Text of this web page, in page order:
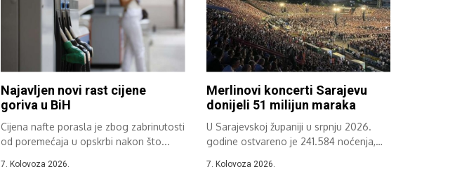
Najavljen novi rast cijene
goriva u BiH
Cijena nafte porasla je zbog zabrinutosti
od poremećaja u opskrbi nakon što...
7. Kolovoza 2026.
Merlinovi koncerti Sarajevu
donijeli 51 milijun maraka
U Sarajevskoj županiji u srpnju 2026.
godine ostvareno je 241.584 noćenja,
7. Kolovoza 2026.